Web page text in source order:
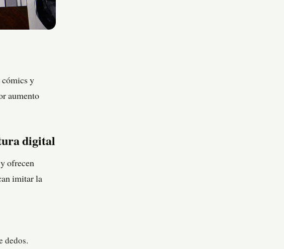
cómics y
aumento
digital
ofrecen
imitar la
dedos.